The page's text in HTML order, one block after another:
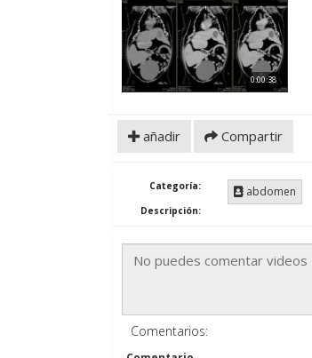
0:00:38
añadir Compartir
Categoría: abdomen
Descripción:
Comentarios: